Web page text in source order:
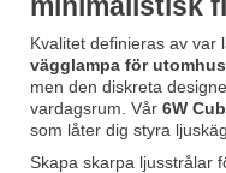
Kvalitet definieras av var
vägglampa för
men den diskreta
vardagsrum. Vår 6W
som låter dig styra
Skapa skarpa ljusstrålar